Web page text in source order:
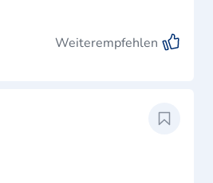
Weiterempfehlen